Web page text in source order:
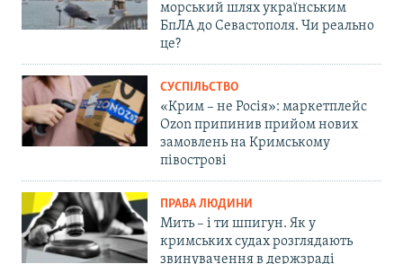
морський шлях українським
БпЛА до Севастополя. Чи реально
це?
СУСПІЛЬСТВО
«Крим – не Росія»: маркетплейс
Ozon припинив прийом нових
замовлень на Кримському
півострові
ПРАВА ЛЮДИНИ
Мить – і ти шпигун. Як у
кримських судах розглядають
звинувачення в держзраді